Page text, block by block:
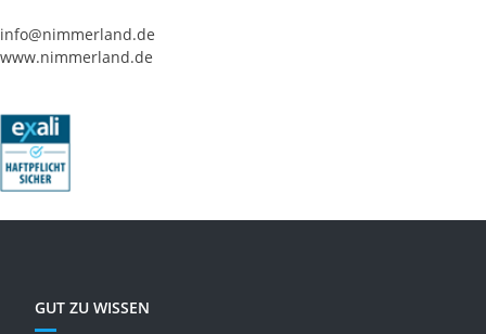
info@nimmerland.de
www.nimmerland.de
GUT ZU WISSEN